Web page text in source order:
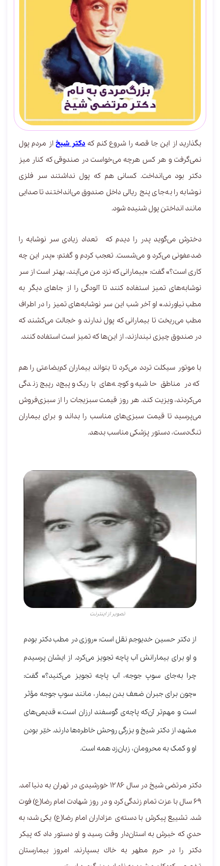
بگذارید از این جا قصه را شروع کنم که دکتر شیخاز مردم پول
نمی‌گرفت و هر کس هرچه می‌خواست در صندوقی که کنار میز
دکتر بود می‌انداخت. کسانی هم که پول نداشتند سر فلزی
نوشابه را به‌جای پنج ریالی داخل صندوق می‌انداختند تا صدایی
مانند انداختن پول شنیده شود.
دخترش می‌گوید پدر را دیدم که تعداد زیادی سر نوشابه را
ضدعفونی می‌کرد و می‌شست. تعجب کردم و گفتم: «پدر این چه
کاری است؟» گفت: «بیمارانی که نزد من می‌آیند، بهتر است از سر
نوشابه‌های تمیز استفاده کنند تا آلودگی را از جاهای دیگر به
مطب نیاورند.» او آخر شب این سر نوشابه‌های تمیز را در اطراف
مطب می‌ریخت تا بیمارانی که پول ندارند و خجالت می‌کشند که
در صندوق چیزی نیندازند، از این‌ها که تمیز است استفاده کنند.
با موتور سیکلت تردد می‌کرد تا بتواند بیماران کم‌بضاعتی را هم
که در مناطق حاشیه و کوچه‌های باریک و پیچ‌در‌پیچ زندگی
می‌کردند، ویزیت کند. هر روز قیمت سبزیجات را از سبزی‌فروش
می‌پرسید تا قیمت سبزی‌های مناسب را بداند و برای بیماران
تنگ‌دست، دستور پزشکی مناسب بدهد.
تصویر از اینترنت
از دکتر حسین خدیوجم نقل است: «روزی در مطب دکتر بودم
و او برای بیمارانش آب پاچه تجویز می‌کرد. از ایشان پرسیدم
چرا به‌جای سوپ جوجه، آب پاچه تجویز می‌کنید؟» گفت:
«چون برای جبران ضعف بدن بیمار، مانند سوپ جوجه مؤثر
است و مهم‌تر آن‌که پاچه‌ی گوسفند ارزان است.» قدیمی‌های
مشهد از دکتر شیخ و بزرگی روحش خاطره‌ها دارند. خیّر بودن
او و کمک به محرومان، زبان‌زد همه است.
دکتر مرتضی شیخ در سال ۱۲۸۶ خورشیدی در تهران به دنیا آمد.
69 سال با عزت تمام زندگی کرد و در روز شهادت امام رضا(ع) فوت
شد. تشییع پیکرش با دسته‌ی عزاداران امام رضا(ع) یکی شد؛ به
حدي كه خبرش به استان‌دار وقت رسيد و او دستور داد كه پيكر
دکتر را در حرم مطهر به خاك بسپارند. امروز بیمارستان